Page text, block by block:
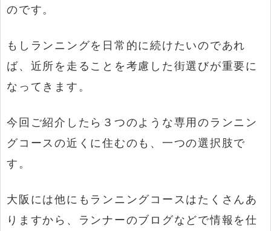
のです。
もしランニングを日常的に続けたいのであれ
ば、近所を走ることを考慮した街選びが重要に
なってきます。
今回ご紹介したら３つのような専用のランニン
グコースの近くに住むのも、一つの選択肢で
す。
大阪には他にもランニングコースはたくさんあ
りますから、ランナーのブログなどで情報を仕